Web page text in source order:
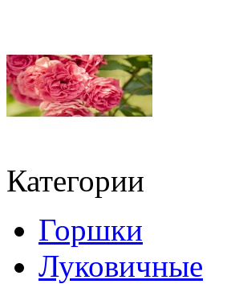
Категории
Горшки
Луковичные